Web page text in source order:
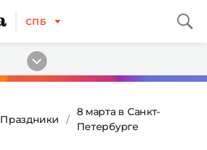
СПБ
Праздники
8 марта в Санкт-
Петербурге